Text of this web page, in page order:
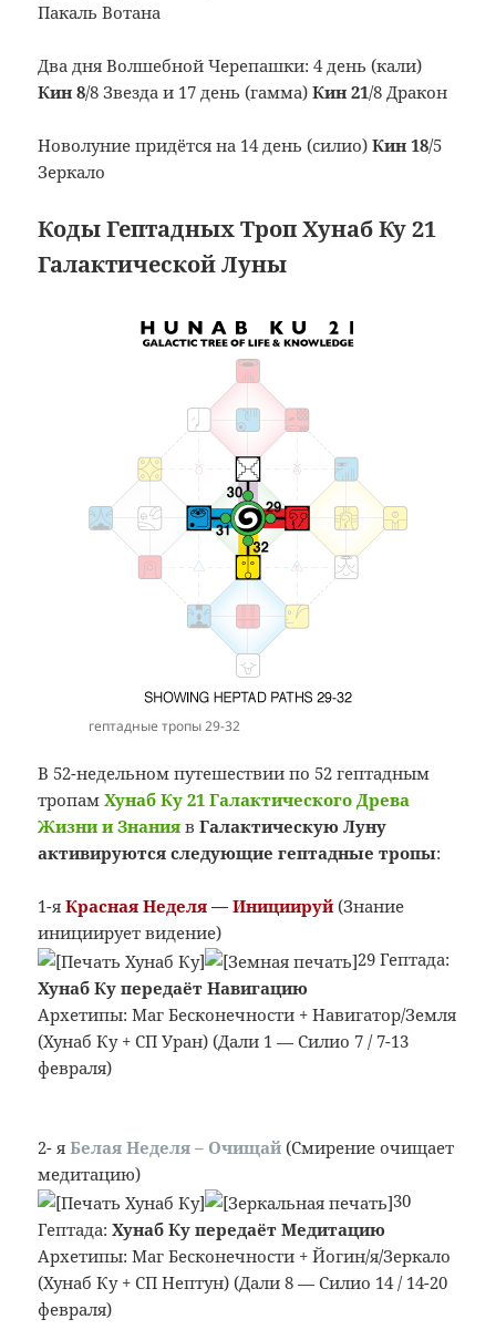
Пакаль Вотана
Два дня Волшебной Черепашки: 4 день (кали)
Кин 8/8 Звезда и 17 день (гамма)Кин 21/8 Дракон
Новолуние придётся на 14 день (силио)Кин 18/5
Зеркало
Коды Гептадных Троп Хунаб Ку 21
Галактической Луны
гептадные тропы 29-32
В 52-недельном путешествии по 52 гептадным
тропамХунаб Ку 21 Галактического Древа
Жизни и Знания вГалактическую Луну
активируются следующие гептадные тропы:
1-яКрасная Неделя — Инициируй (Знание
инициирует видение)
29 Гептада:
Хунаб Ку передаёт Навигацию
Архетипы: Маг Бесконечности + Навигатор/Земля
(Хунаб Ку + СП Уран) (Дали 1 — Силио 7 / 7-13
февраля)
2- яБелая Неделя– Очищай (Смирение очищает
медитацию)
30
Гептада:Хунаб Ку передаёт Медитацию
Архетипы: Маг Бесконечности + Йогин/я/Зеркало
(Хунаб Ку + СП Нептун) (Дали 8 — Силио 14 / 14-20
февраля)